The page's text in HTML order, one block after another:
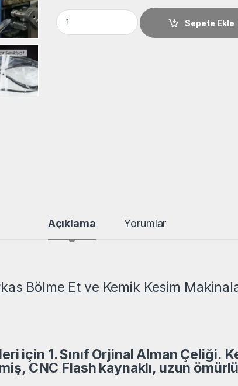
Gladio 19x0,56x2910 Z: 2+C Wario/TPI. Arı
Sepete Ekle
Açıklama Yorumlar
Bölme Et ve Kemik Kesim
için 1. Sınıf Orjinal Alman Çeliği.
CNC Flash kaynaklı, uzun